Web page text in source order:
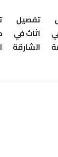
تفصيل
اثاث في
الشارقة